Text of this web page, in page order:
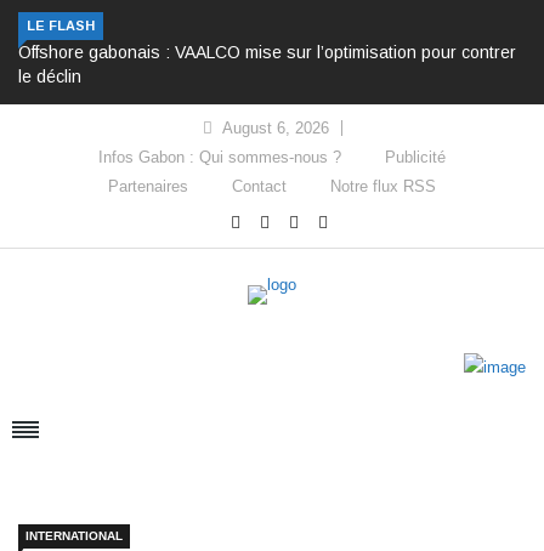
LE FLASH
Offshore gabonais : VAALCO mise sur l’optimisation pour contrer
le déclin
August 6, 2026
Infos Gabon : Qui sommes-nous ?
Publicité
Partenaires
Contact Notre flux RSS
INTERNATIONAL